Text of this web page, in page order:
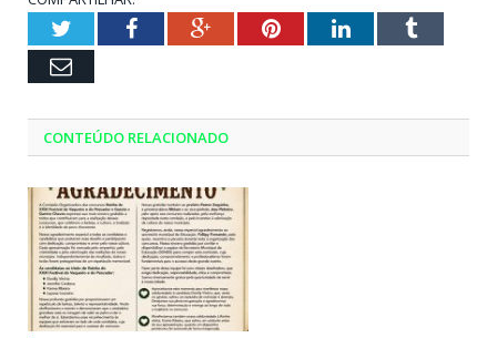
TwitterFacebookGoogle+PinterestLinkedInTumblr
Email
CONTEÚDO RELACIONADO